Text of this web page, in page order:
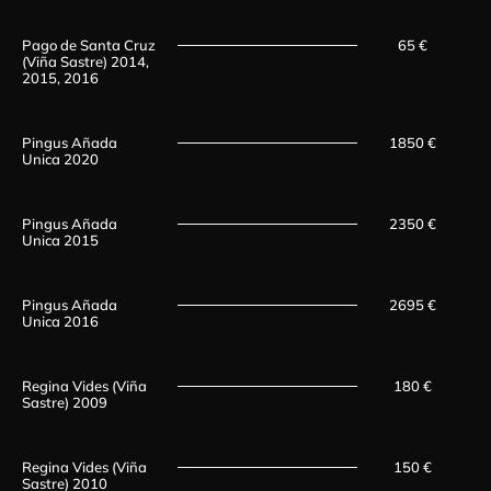
Pago de Santa Cruz
(Viña Sastre) 2014,
2015, 2016
65 €
Pingus Añada
Unica 2020
1850 €
Pingus Añada
Unica 2015
2350 €
Pingus Añada
Unica 2016
2695 €
Regina Vides (Viña
Sastre) 2009
180 €
Regina Vides (Viña
Sastre) 2010
150 €